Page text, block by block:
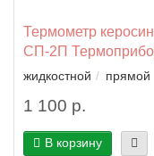
Термометр
СП-2П
жидкостной прямой
1 100 р.
В корзину